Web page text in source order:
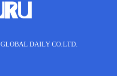
GLOBAL DAILY CO.LTD.